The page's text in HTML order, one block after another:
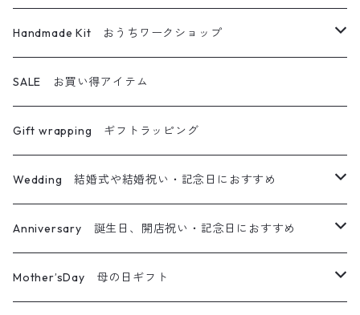
グラスキャンドル
アロマワックスサシェ
ティーライトキャンドル
その他フラワー雑貨
メイクブラシ
アロマディフューザー
オイルランプ
フラワーディフューザー専用詰め替えボトル
ハーバリウムディフューザー
キャンドル＆サシェ
キャンドル＆ブーケ
キャンドル＆リース
キャンドル＆サシェ＆ブーケ
キャンドル＆ホルダー＆ブーケ
Handmade Kit おうちワークショップ
ハーバリウム
ハーバリウムペン
フレームアレンジ
リース
ガラスジャーアレンジ
SALE お買い得アイテム
Gift wrapping ギフトラッピング
Wedding 結婚式や結婚祝い・記念日におすすめ
メッセージ入りキャンドル
ウエルカムボード
Anniversary 誕生日、開店祝い・記念日におすすめ
メッセージ入りキャンドル
Mother’sDay 母の日ギフト